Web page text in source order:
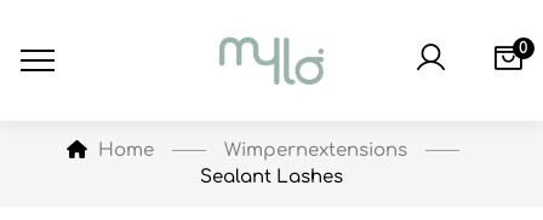
0
Home
Wimpernextensions
Sealant Lashes